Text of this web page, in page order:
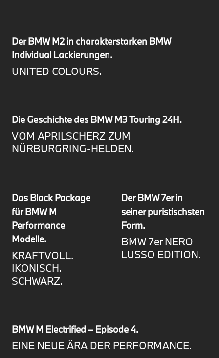
Der BMW M2 in charakterstarken BMW
Individual Lackierungen.
UNITED COLOURS.
Die Geschichte des BMW M3 Touring 24H.
VOM APRILSCHERZ ZUM
NÜRBURGRING-HELDEN.
Das Black Package
für BMW M
Performance
Modelle.
KRAFTVOLL.
IKONISCH.
SCHWARZ.
Der BMW 7er in
seiner puristischsten
Form.
BMW 7er NERO
LUSSO EDITION.
BMW M Electrified – Episode 4.
EINE NEUE ÄRA DER PERFORMANCE.